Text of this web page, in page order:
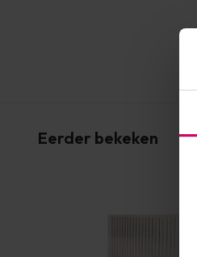
Eerder bekeken